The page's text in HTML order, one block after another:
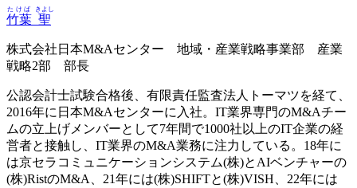
竹葉
たけば
聖
きよし
株式会社日本M&Aセンター 地域・産業戦略事業部 産業
戦略2部 部長
公認会計士試験合格後、有限責任監査法人トーマツを経て、
2016年に日本M&Aセンターに入社。IT業界専門のM&Aチー
ムの立上げメンバーとして7年間で1000社以上のIT企業の経
営者と接触し、IT業界のM&A業務に注力している。18年に
は京セラコミュニケーションシステム(株)とAIベンチャーの
(株)RistのM&A、21年には(株)SHIFTと(株)VISH、22年には